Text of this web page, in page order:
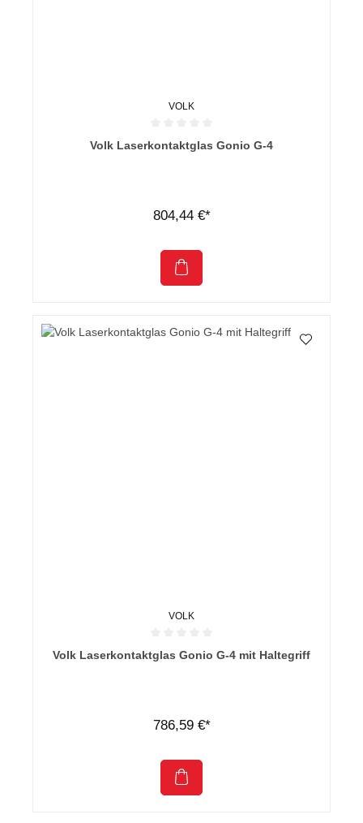
VOLK
Durchschnittliche Bewertung von 0 von 5 Sternen
Volk Laserkontaktglas Gonio G-4
804,44 €*
VOLK
Durchschnittliche Bewertung von 0 von 5 Sternen
Volk Laserkontaktglas Gonio G-4 mit Haltegriff
786,59 €*